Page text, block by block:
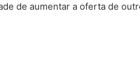
de aumentar a oferta de